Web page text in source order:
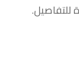
للتفاصيل.